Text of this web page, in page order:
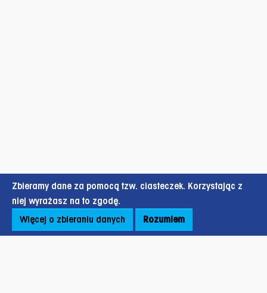
Zbieramy dane za pomocą tzw. ciasteczek. Korzystając z
niej wyrażasz na to zgodę.
Więcej o zbieraniu danych
Rozumiem